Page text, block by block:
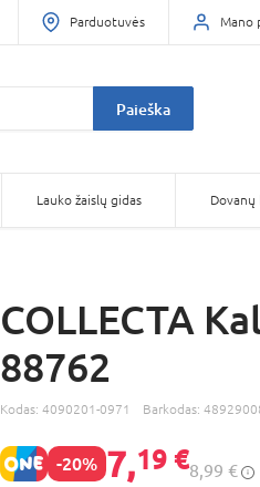
Parduotuvės Mano
Paieška
Lauko žaislų gidas Dovanų
COLLECTA
88762
Kodas: 4090201-0971 Barkodas:
-20% 7,19 €8,99 €